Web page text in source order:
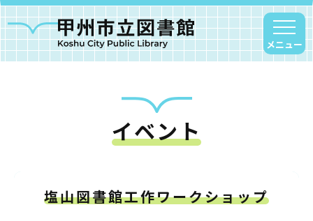
メニュー
イベント
塩山図書館工作ワークショップ
甲州市図書館について
塩山図書館